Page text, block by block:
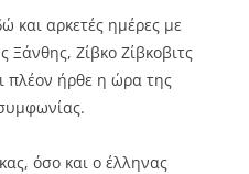
αρκετές ημέρες με
Ξάνθης, Ζίβκο Ζίβκοβιτς
πλέον ήρθε η ώρα της
όσο και ο έλληνας